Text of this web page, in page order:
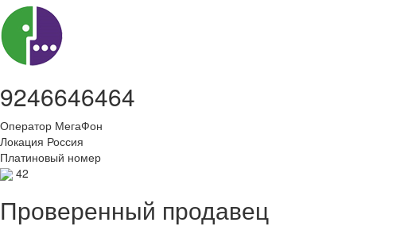
9246646464
Оператор МегаФон
Локация Россия
Платиновый номер
42
Проверенный продавец